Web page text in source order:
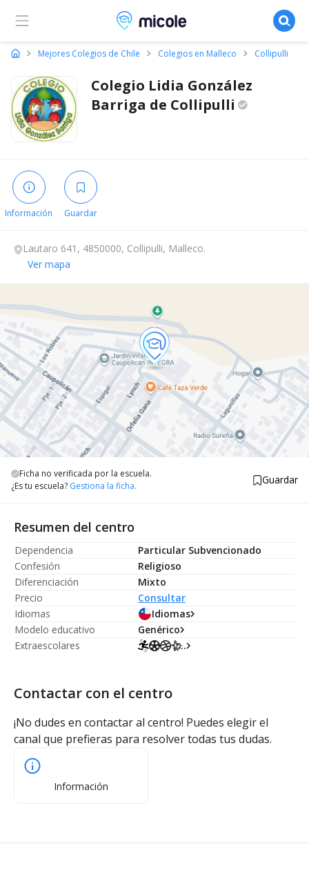
Micole, buscador de colegios
Mejores Colegios de Chile Colegios en Malleco Collipulli
Colegio Lidia González
Barriga de Collipulli
Información Guardar
Lautaro 641, 4850000, Collipulli, Malleco.
Ver mapa
Ficha no verificada por la escuela.
¿Es tu escuela? Gestiona la ficha. Guardar
Resumen del centro
Dependencia
Particular Subvencionado
Confesión
Religioso
Diferenciación
Mixto
Precio
Consultar
Idiomas
Idiomas
Modelo educativo
Genérico
Extraescolares
...
Contactar con el centro
¡No dudes en contactar al centro! Puedes elegir el
canal que prefieras para resolver todas tus dudas.
Información